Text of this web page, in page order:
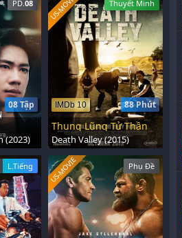
PD. 08
08 Tập
(2023)
Thuyết Minh
88 Phút
IMDb 10
US-MOVIE
Thung Lũng Tử Thần
Death Valley (2015)
L.Tiếng Phụ Đề
US-MOVIE